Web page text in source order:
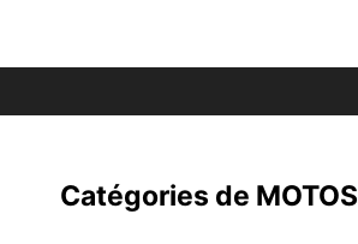
Catégories de MOTOS